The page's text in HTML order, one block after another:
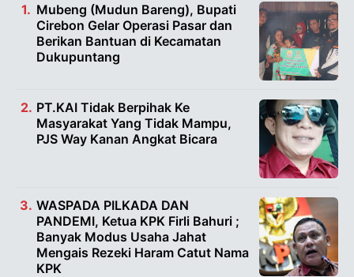
Mubeng (Mudun Bareng), Bupati
Cirebon Gelar Operasi Pasar dan
Berikan Bantuan di Kecamatan
Dukupuntang
PT.KAI Tidak Berpihak Ke
Masyarakat Yang Tidak Mampu,
PJS Way Kanan Angkat Bicara
WASPADA PILKADA DAN
PANDEMI, Ketua KPK Firli Bahuri ;
Banyak Modus Usaha Jahat
Mengais Rezeki Haram Catut Nama
KPK